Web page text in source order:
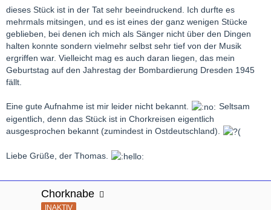
dieses Stück ist in der Tat sehr beeindruckend. Ich durfte es
mehrmals mitsingen, und es ist eines der ganz wenigen Stücke
geblieben, bei denen ich mich als Sänger nicht über den Dingen
halten konnte sondern vielmehr selbst sehr tief von der Musik
ergriffen war. Vielleicht mag es auch daran liegen, das mein
Geburtstag auf den Jahrestag der Bombardierung Dresden 1945
fällt.
Eine gute Aufnahme ist mir leider nicht bekannt.
Seltsam
eigentlich, denn das Stück ist in Chorkreisen eigentlich
ausgesprochen bekannt (zumindest in Ostdeutschland).
Liebe Grüße, der Thomas.
Chorknabe
INAKTIV